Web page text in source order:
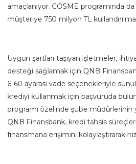
amaçlanıyor. COSME programında
müşteriye 750 milyon TL
Uygun şartları taşıyan işletmeler,
desteği sağlamak için QNB
6-60 ayarası vade seçenekleriyle
krediyi kullanmak için başvuruda
programı özelinde şube
QNB Finansbank, kredi tahsis
finansmana erişimini kolaylaştırarak